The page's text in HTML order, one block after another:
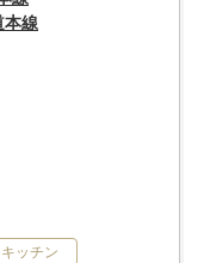
本線
キッチン